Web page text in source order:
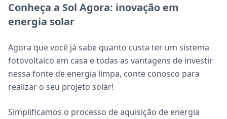
Conheça a Sol Agora: inovação em
energia solar
Agora que você já sabe quanto custa ter um sistema
fotovoltaico em casa e todas as vantagens de investir
nessa fonte de energia limpa, conte conosco para
realizar o seu projeto solar!
Simplificamos o processo de aquisição de energia